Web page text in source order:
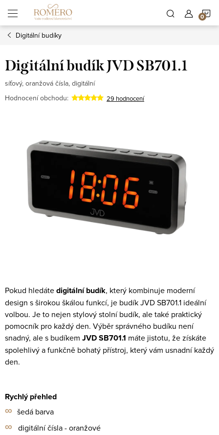
obsah
Digitální budíky
Digitální budík JVD SB701.1
síťový, oranžová čísla, digitální
Hodnocení obchodu:
29 hodnocení
Pokud hledátedigitální budík, který kombinuje moderní
design s širokou škálou funkcí, je budík JVD SB701.1 ideální
volbou. Je to nejen stylový stolní budík, ale také praktický
pomocník pro každý den. Výběr správného budíku není
snadný, ale s budíkem JVD SB701.1 máte jistotu, že získáte
spolehlivý a funkčně bohatý přístroj, který vám usnadní každý
den.
Rychlý přehled
∞ šedá barva
∞ digitální čísla - oranžové